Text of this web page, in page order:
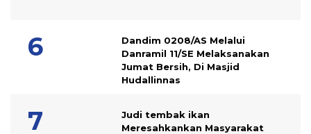
Dandim 0208/AS Melalui
Danramil 11/SE Melaksanakan
Jumat Bersih, Di Masjid
Hudallinnas
Judi tembak ikan
Meresahkankan Masyarakat